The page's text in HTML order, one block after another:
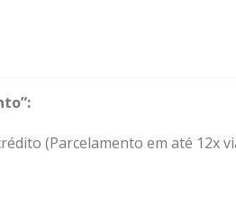
(Parcelamento em até 12x